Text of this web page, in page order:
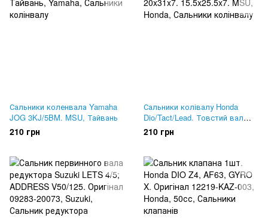
Сальники коленвала Yamaha
JOG 3KJ/5BM. MSU, Тайвань
210 грн
Сальники колівалу Honda
Dio/Tact/Lead. Товстий вал
20x31x7. 15.5x25.5x7. MSU
210 грн